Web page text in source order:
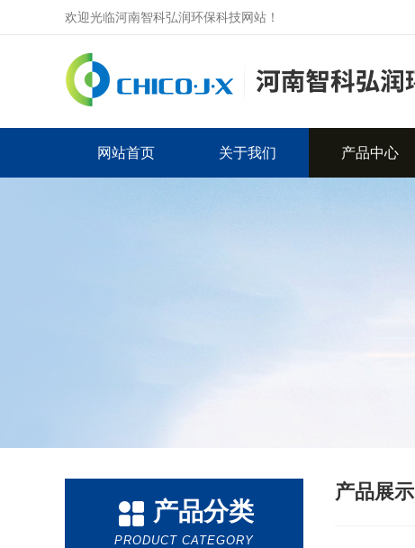
欢迎光临河南智科弘润环保科技网站！
网站首页 关于我们 产品中心
产品分类
PRODUCT CATEGORY
产品展示